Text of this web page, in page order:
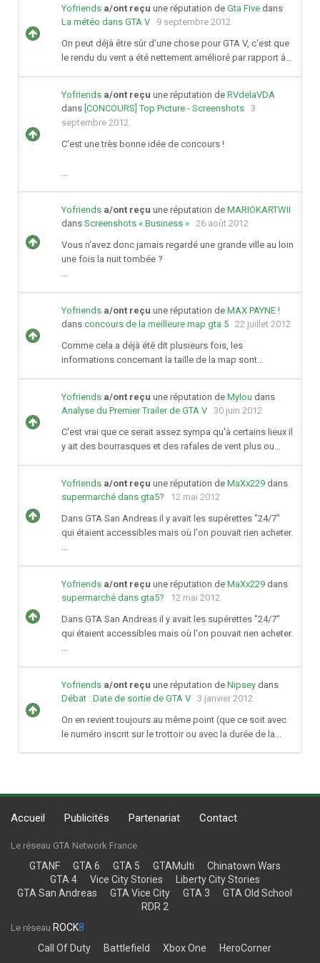
Yofriends a/ont reçu une réputation de Gta Five dans
La météo dans GTA V
9 septembre 2012
On peut déjà être sûr d'une chose pour GTA V, c'est que
le rendu du vent a été nettement amélioré par rapport à...
Yofriends a/ont reçu une réputation de RVdelaVDA
dans [CONCOURS] Top Picture - Screenshots 3
septembre 2012
C'est une très bonne idée de concours !
...
Yofriends a/ont reçu une réputation de MARIOKARTWII
dans Screenshots « Business » 26 août 2012
Vous n'avez donc jamais regardé une grande ville au loin
une fois la nuit tombée ?
...
Yofriends a/ont reçu une réputation de MAX PAYNE !
dans concours de la meilleure map gta 5 22 juillet 2012
Comme cela a déjà été dit plusieurs fois, les
informations concernant la taille de la map sont...
Yofriends a/ont reçu une réputation de Mylou dans
Analyse du Premier Trailer de GTA V 30 juin 2012
C'est vrai que ce serait assez sympa qu'à certains lieux il
y ait des bourrasques et des rafales de vent plus ou...
Yofriends a/ont reçu une réputation de MaXx229 dans
supermarché dans gta5?
12 mai 2012
Dans GTA San Andreas il y avait les supérettes "24/7"
qui étaient accessibles mais où l'on pouvait rien acheter.
...
Yofriends a/ont reçu une réputation de MaXx229 dans
supermarché dans gta5?
12 mai 2012
Dans GTA San Andreas il y avait les supérettes "24/7"
qui étaient accessibles mais où l'on pouvait rien acheter.
...
Yofriends a/ont reçu une réputation de Nipsey dans
Débat : Date de sortie de GTA V 3 janvier 2012
On en revient toujours au même point (que ce soit avec
le numéro inscrit sur le trottoir ou avec la durée de la...
Accueil Publicités Partenariat Contact
Le réseau GTA Network France
GTANF GTA 6 GTA 5 GTAMulti
Chinatown Wars
GTA 4
Vice City Stories
Liberty City Stories
GTA San Andreas
GTA Vice City GTA 3
GTA Old School
RDR 2
Le réseau ROCK8
Call Of Duty
Battlefield Xbox One HeroCorner